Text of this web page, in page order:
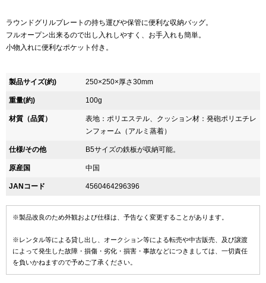
ラウンドグリルプレートの持ち運びや保管に便利な収納バッグ。
フルオープン出来るので出し入れしやすく、お手入れも簡単。
小物入れに便利なポケット付き。
製品サイズ(約) 250×250×厚さ30mm
重量(約) 100g
材質（品質）
表地：ポリエステル、クッション材：発砲ポリエチレ
ンフォーム（アルミ蒸着）
仕様/その他 B5サイズの鉄板が収納可能。
原産国 中国
JANコード 4560464296396
※製品改良のため外観および仕様は、予告なく変更することがあります。
※レンタル等による貸し出し、オークション等による転売や中古販売、及び譲渡
によって発生した故障・損傷・劣化・損害・事故などにつきましては、一切責任
を負いかねますので予めご了承ください。